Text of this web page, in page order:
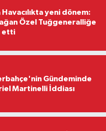
Havacılıkta yeni dönem:
Özel Tuğgeneralliğe
etti
Gündeminde
Martinelli İddiası